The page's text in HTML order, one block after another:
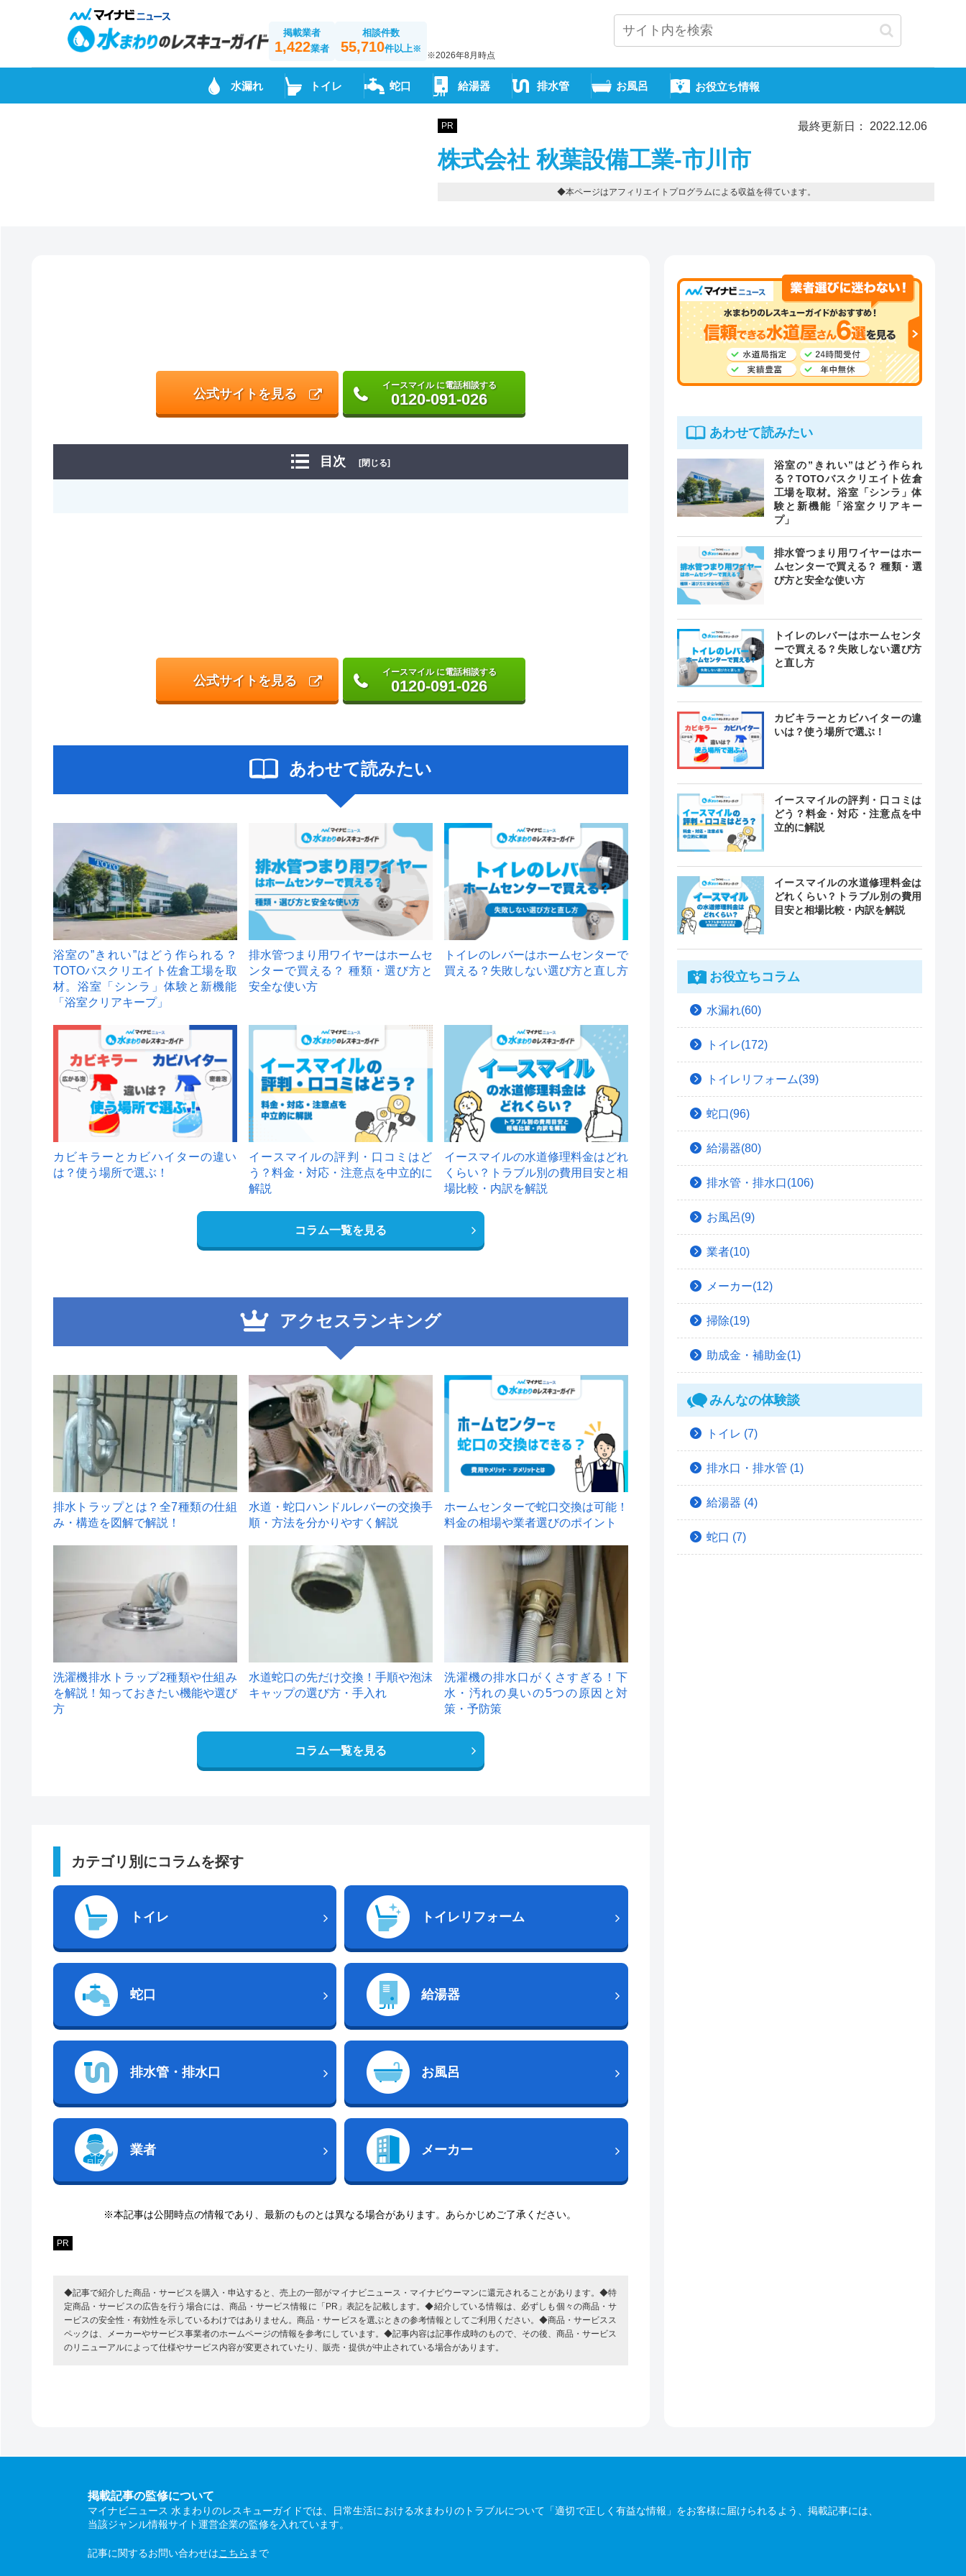
掲載業者
1,422業者
相談件数
55,710件以上※
※2026年8月時点
水漏れ トイレ 蛇口 給湯器 排水管 お風呂 お役立ち情報
PR 最終更新日： 2022.12.06
株式会社 秋葉設備工業-市川市
◆本ページはアフィリエイトプログラムによる収益を得ています。
公式サイトを見る
イースマイル に電話相談する
0120-091-026
目次 [閉じる]
公式サイトを見る
イースマイル に電話相談する
0120-091-026
あわせて読みたい
浴室の”きれい”はどう作られる？
TOTOバスクリエイト佐倉工場を取
材。浴室「シンラ」体験と新機能
「浴室クリアキープ」
排水管つまり用ワイヤーはホームセ
ンターで買える？ 種類・選び方と
安全な使い方
トイレのレバーはホームセンターで
買える？失敗しない選び方と直し方
カビキラーとカビハイターの違い
は？使う場所で選ぶ！
イースマイルの評判・口コミはど
う？料金・対応・注意点を中立的に
解説
イースマイルの水道修理料金はどれ
くらい？トラブル別の費用目安と相
場比較・内訳を解説
コラム一覧を見る
アクセスランキング
1
排水トラップとは？全7種類の仕組
み・構造を図解で解説！
2
水道・蛇口ハンドルレバーの交換手
順・方法を分かりやすく解説
ホームセンターで蛇口交換は可能！
料金の相場や業者選びのポイント
洗濯機排水トラップ2種類や仕組み
を解説！知っておきたい機能や選び
方
水道蛇口の先だけ交換！手順や泡沫
キャップの選び方・手入れ
洗濯機の排水口がくさすぎる！下
水・汚れの臭いの5つの原因と対
策・予防策
コラム一覧を見る
カテゴリ別にコラムを探す
トイレ トイレリフォーム
蛇口 給湯器
排水管・排水口 お風呂
業者 メーカー
※本記事は公開時点の情報であり、最新のものとは異なる場合があります。あらかじめご了承ください。
PR
◆記事で紹介した商品・サービスを購入・申込すると、売上の一部がマイナビニュース・マイナビウーマンに還元されることがあります。◆特
定商品・サービスの広告を行う場合には、商品・サービス情報に「PR」表記を記載します。◆紹介している情報は、必ずしも個々の商品・サ
ービスの安全性・有効性を示しているわけではありません。商品・サービスを選ぶときの参考情報としてご利用ください。◆商品・サービスス
ペックは、メーカーやサービス事業者のホームページの情報を参考にしています。◆記事内容は記事作成時のもので、その後、商品・サービス
のリニューアルによって仕様やサービス内容が変更されていたり、販売・提供が中止されている場合があります。
あわせて読みたい
浴室の”きれい”はどう作られ
る？TOTOバスクリエイト佐倉
工場を取材。浴室「シンラ」体
験と新機能「浴室クリアキー
プ」
排水管つまり用ワイヤーはホー
ムセンターで買える？ 種類・選
び方と安全な使い方
トイレのレバーはホームセンタ
ーで買える？失敗しない選び方
と直し方
カビキラーとカビハイターの違
いは？使う場所で選ぶ！
イースマイルの評判・口コミは
どう？料金・対応・注意点を中
立的に解説
イースマイルの水道修理料金は
どれくらい？トラブル別の費用
目安と相場比較・内訳を解説
お役立ちコラム
水漏れ(60)
トイレ(172)
トイレリフォーム(39)
蛇口(96)
給湯器(80)
排水管・排水口(106)
お風呂(9)
業者(10)
メーカー(12)
掃除(19)
助成金・補助金(1)
みんなの体験談
トイレ (7)
排水口・排水管 (1)
給湯器 (4)
蛇口 (7)
掲載記事の監修について
マイナビニュース 水まわりのレスキューガイドでは、日常生活における水まわりのトラブルについて「適切で正しく有益な情報」をお客様に届けられるよう、掲載記事には、
当該ジャンル情報サイト運営企業の監修を入れています。
記事に関するお問い合わせはこちら まで